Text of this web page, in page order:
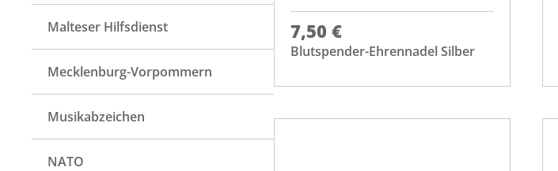
Malteser Hilfsdienst
Mecklenburg-Vorpommern
Musikabzeichen
NATO
7,50 €
Blutspender-Ehrennadel Silber